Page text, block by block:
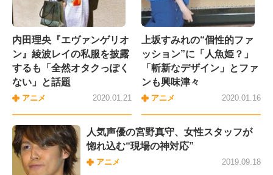
内田理央『エヴァンゲリオ
ン』綾波レイの私服を披露
するも「全然オタクっぽく
ない」と話題
アニメ 2020.01.21
上坂すみれの“個性的ファ
ッション”に「人魚姫？」
「斬新なデザイン」とファ
ンも興味津々
アニメ 2020.01.16
人気声優の宮野真守、女性スタッフが
惚れ込む“現場の神対応”
アニメ 2019.09.18